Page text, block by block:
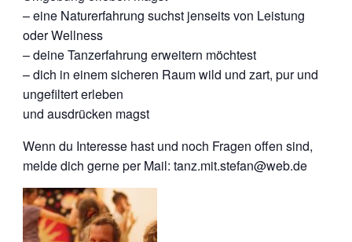
– eine Naturerfahrung suchst jenseits von Leistung
oder Wellness
– deine Tanzerfahrung erweitern möchtest
– dich in einem sicheren Raum wild und zart, pur und
ungefiltert erleben
und ausdrücken magst
Wenn du Interesse hast und noch Fragen offen sind,
melde dich gerne per Mail: tanz.mit.stefan@web.de